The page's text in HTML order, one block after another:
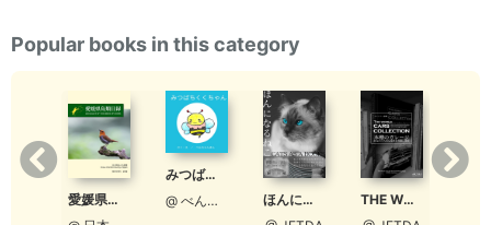
Popular books in this category
愛媛県鳥類目録 - Checklist of the Birds of Ehime
みつばちくくちゃん
@ べんちゃんまん
ほんになるねこ
THE WORLD CARS COLLECTION 募集ガイド